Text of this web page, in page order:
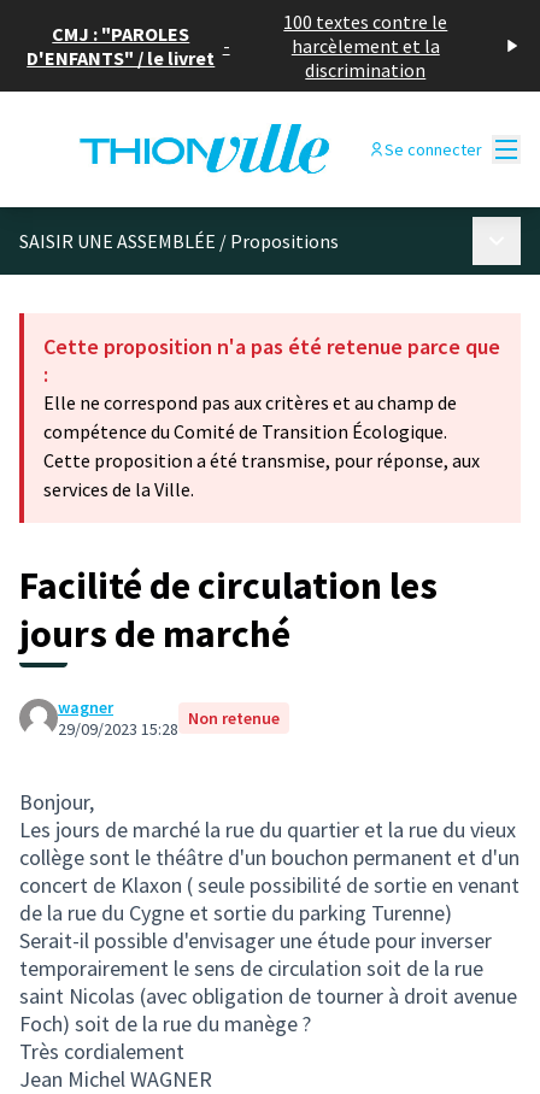
CMJ : "PAROLES
D'ENFANTS" / le livret -
100 textes contre le
harcèlement et la
discrimination
Se connecter
SAISIR UNE ASSEMBLÉE / Propositions
Cette proposition n'a pas été retenue parce que
:
Elle ne correspond pas aux critères et au champ de
compétence du Comité de Transition Écologique.
Cette proposition a été transmise, pour réponse, aux
services de la Ville.
Facilité de circulation les
jours de marché
wagner
29/09/2023 15:28 Non retenue
Bonjour,
Les jours de marché la rue du quartier et la rue du vieux
collège sont le théâtre d'un bouchon permanent et d'un
concert de Klaxon ( seule possibilité de sortie en venant
de la rue du Cygne et sortie du parking Turenne)
Serait-il possible d'envisager une étude pour inverser
temporairement le sens de circulation soit de la rue
saint Nicolas (avec obligation de tourner à droit avenue
Foch) soit de la rue du manège ?
Très cordialement
Jean Michel WAGNER